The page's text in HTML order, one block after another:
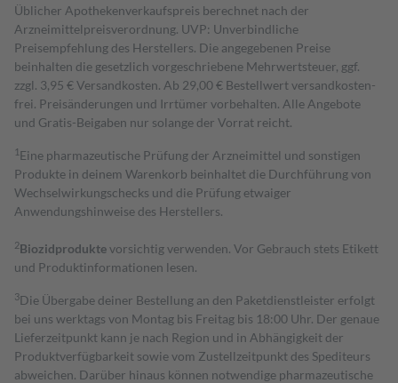
Üblicher Apothekenverkaufspreis berechnet nach der
Arzneimittelpreisverordnung. UVP: Unverbindliche
Preisempfehlung des Herstellers. Die angegebenen Preise
beinhalten die gesetzlich vorgeschriebene Mehrwertsteuer, ggf.
zzgl. 3,95 € Versandkosten. Ab 29,00 € Bestell­wert versand­kosten­
frei. Preisänderungen und Irrtümer vorbehalten. Alle Angebote
und Gratis-Beigaben nur solange der Vorrat reicht.
1 Eine pharmazeutische Prüfung der Arzneimittel und sonstigen
Produkte in deinem Warenkorb beinhaltet die Durchführung von
Wechselwirkungschecks und die Prüfung etwaiger
Anwendungshinweise des Herstellers.
2Biozidproduktevorsichtig verwenden. Vor Gebrauch stets Etikett
und Produktinformationen lesen.
3Die Übergabe deiner Bestellung an den Paketdienstleister erfolgt
bei uns werktags von Montag bis Freitag bis 18:00 Uhr. Der genaue
Lieferzeitpunkt kann je nach Region und in Abhängigkeit der
Produktverfügbarkeit sowie vom Zustellzeitpunkt des Spediteurs
abweichen. Darüber hinaus können notwendige pharmazeutische